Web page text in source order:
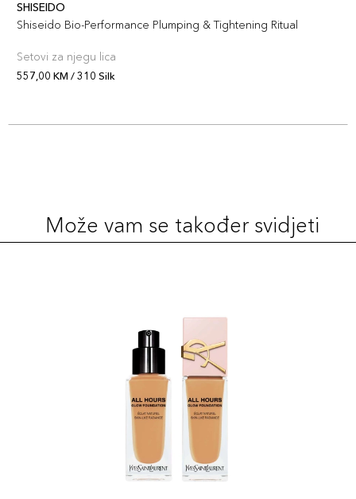
SHISEIDO
Shiseido Bio-Performance Plumping & Tightening Ritual
Setovi za njegu lica
557,00 KM / 310 Silk
Može vam se također svidjeti